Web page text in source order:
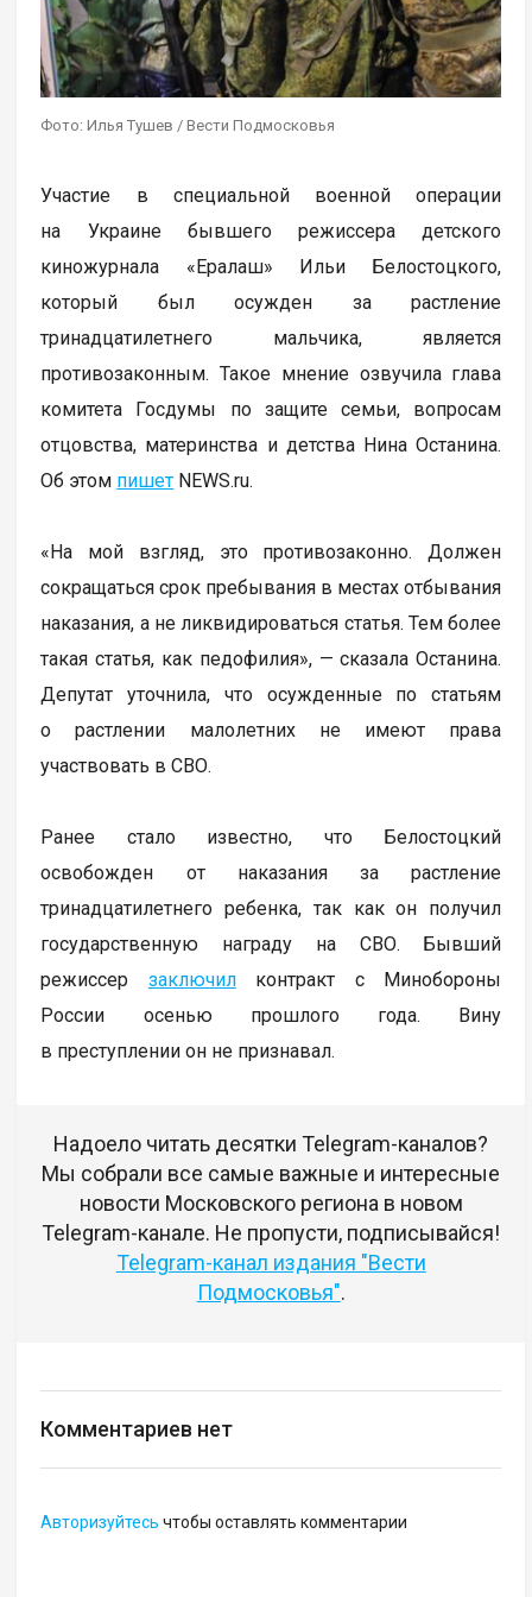
Фото: Илья Тушев / Вести Подмосковья
Участие в специальной военной операции
на Украине бывшего режиссера детского
киножурнала «Ералаш» Ильи Белостоцкого,
который был осужден за растление
тринадцатилетнего мальчика, является
противозаконным. Такое мнение озвучила глава
комитета Госдумы по защите семьи, вопросам
отцовства, материнства и детства Нина Останина.
Об этом пишет NEWS.ru.
«На мой взгляд, это противозаконно. Должен
сокращаться срок пребывания в местах отбывания
наказания, а не ликвидироваться статья. Тем более
такая статья, как педофилия», — сказала Останина.
Депутат уточнила, что осужденные по статьям
о растлении малолетних не имеют права
участвовать в СВО.
Ранее стало известно, что Белостоцкий
освобожден от наказания за растление
тринадцатилетнего ребенка, так как он получил
государственную награду на СВО. Бывший
режиссер заключилконтракт с Минобороны
России осенью прошлого года. Вину
в преступлении он не признавал.
Надоело читать десятки Telegram-каналов?
Мы собрали все самые важные и интересные
новости Московского региона в новом
Telegram-канале. Не пропусти, подписывайся!
Telegram-канал издания "Вести
Подмосковья".
Комментариев нет
Авторизуйтесь чтобы оставлять комментарии